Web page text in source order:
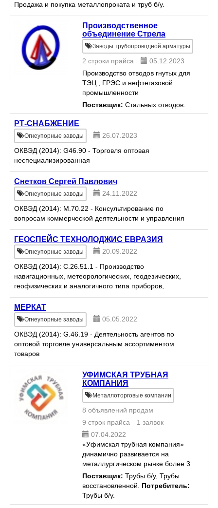
Продажа и покупка металлопроката и труб б/у.
Производственное
объединение Стрела
Заводы трубопроводной арматуры
2 строки прайса
05.12.2023
Производство отводов гнутых для
ТЭЦ , ГРЭС и нефтегазовой
промышленности
Поставщик: Стальных отводов.
РТ-СНАБЖЕНИЕ
Огнеупорные заводы
26.07.2023
ОКВЭД (2014): G46.90 - Торговля оптовая
неспециализированная
Снетков Сергей Павлович
Огнеупорные заводы
24.11.2022
ОКВЭД (2014): M.70.22 - Консультирование по
вопросам коммерческой деятельности и управления
ГЕОСПЕЙС ТЕХНОЛОДЖИС ЕВРАЗИЯ
Огнеупорные заводы
20.09.2022
ОКВЭД (2014): C.26.51.1 - Производство
навигационных, метеорологических, геодезических,
геофизических и аналогичного типа приборов,
аппаратуры и инструментов
МЕРКАТ
Огнеупорные заводы
05.05.2022
ОКВЭД (2014): G.46.19 - Деятельность агентов по
оптовой торговле универсальным ассортиментом
товаров
УФИМСКАЯ ТРУБНАЯ
КОМПАНИЯ
Металлоторговые компании
8 объявлений продам
9 строк прайса
1 заявок
07.04.2022
«Уфимская трубная компания»
динамично развивается на
металлургическом рынке более 3
лет. Мы занимаемся продажей
трубы, бывшей в употреблении,
восстановленной, лежалой,
новой трубы. Компания имеет
Поставщик: Трубы б/у, Трубы
восстановленной. Потребитель:
Трубы б/у.